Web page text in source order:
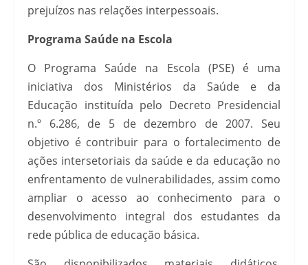
prejuízos nas relações interpessoais.
Programa Saúde na Escola
O Programa Saúde na Escola (PSE) é uma
iniciativa dos Ministérios da Saúde e da
Educação instituída pelo Decreto Presidencial
n.º 6.286, de 5 de dezembro de 2007. Seu
objetivo é contribuir para o fortalecimento de
ações intersetoriais da saúde e da educação no
enfrentamento de vulnerabilidades, assim como
ampliar o acesso ao conhecimento para o
desenvolvimento integral dos estudantes da
rede pública de educação básica.